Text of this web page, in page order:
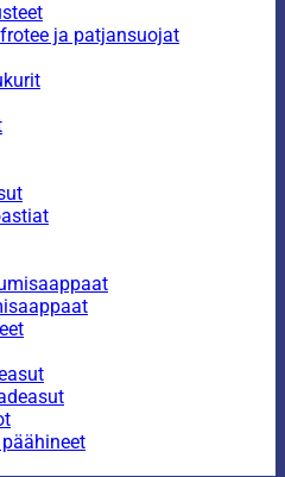
ja patjansuojat